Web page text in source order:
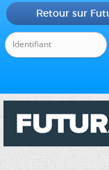
Retour sur